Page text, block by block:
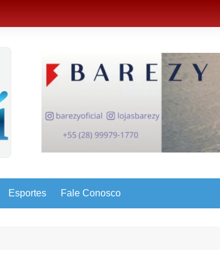
Esportes Fale Conosco